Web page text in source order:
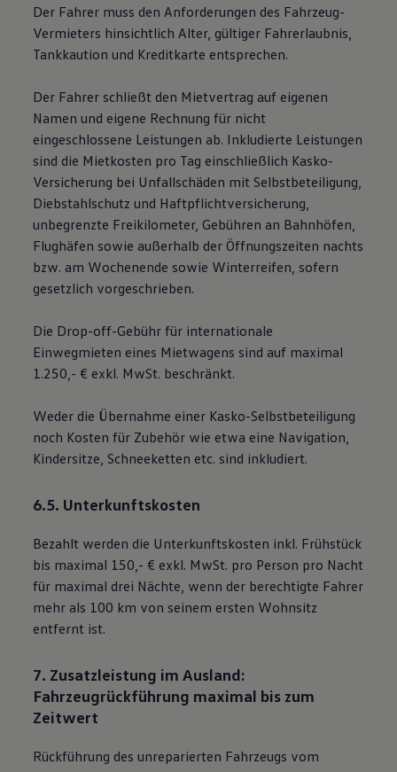
Der Fahrer muss den Anforderungen des Fahrzeug-
Vermieters hinsichtlich Alter, gültiger Fahrerlaubnis,
Tankkaution und Kreditkarte entsprechen.
Der Fahrer schließt den Mietvertrag auf eigenen
Namen und eigene Rechnung für nicht
eingeschlossene Leistungen ab. Inkludierte Leistungen
sind die Mietkosten pro Tag einschließlich Kasko-
Versicherung bei Unfallschäden mit Selbstbeteiligung,
Diebstahlschutz und Haftpflichtversicherung,
unbegrenzte Freikilometer, Gebühren an Bahnhöfen,
Flughäfen sowie außerhalb der Öffnungszeiten nachts
bzw. am Wochenende sowie Winterreifen, sofern
gesetzlich vorgeschrieben.
Die Drop-off-Gebühr für internationale
Einwegmieten eines Mietwagens sind auf maximal
1.250,- € exkl. MwSt. beschränkt.
Weder die Übernahme einer Kasko-Selbstbeteiligung
noch Kosten für Zubehör wie etwa eine Navigation,
Kindersitze, Schneeketten etc. sind inkludiert.
6.5. Unterkunftskosten
Bezahlt werden die Unterkunftskosten inkl. Frühstück
bis maximal 150,- € exkl. MwSt. pro Person pro Nacht
für maximal drei Nächte, wenn der berechtigte Fahrer
mehr als 100 km von seinem ersten Wohnsitz
entfernt ist.
7. Zusatzleistung im Ausland:
Fahrzeugrückführung maximal bis zum
Zeitwert
Rückführung des unreparierten Fahrzeugs vom